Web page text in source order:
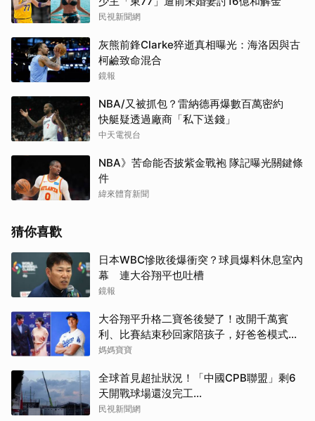
民視新聞網
灰熊前鋒Clarke猝逝真相曝光：海洛因與古
柯鹼致命混合
鏡報
NBA/又被抓包？雷納德再爆數百萬密約
快艇疑透過廠商「私下送錢」
中天電視台
NBA》苦命能否披紫金戰袍 隊記曝光關鍵條
件
緯來體育新聞
猜你喜歡
日本WBC慘敗後爆衝突？球員爆料休息室內
幕 連大谷翔平也吐槽
鏡報
大谷翔平升格二寶爸後變了！改開千萬賓
利、比賽結束秒回家陪孩子，好爸爸模式全
開
媽媽寶寶
全球首見超扯狀況！「中國CPB聯盟」剩6
天開戰球場還沒完工...
民視新聞網